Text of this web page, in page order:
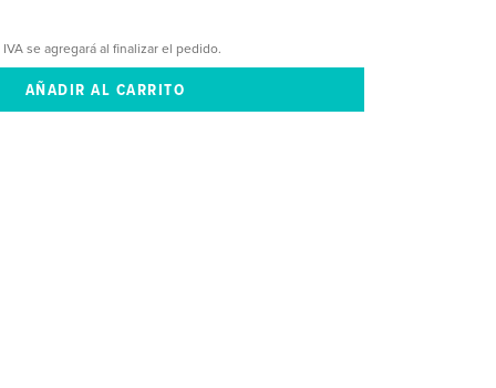
IVA se agregará al finalizar el pedido.